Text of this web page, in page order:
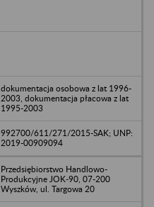
dokumentacja osobowa z lat 1996-
2003, dokumentacja płacowa z lat
1995-2003
992700/611/271/2015-SAK; UNP:
2019-00909094
Przedsiębiorstwo Handlowo-
Produkcyjne JOK-90, 07-200
Wyszków, ul. Targowa 20